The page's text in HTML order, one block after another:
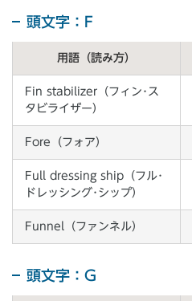
頭文字：F
用語（読み方）
Fin stabilizer（フィン･ス
タビライザー）
Fore（フォア）
Full dressing ship（フル･
ドレッシング･シップ）
Funnel（ファンネル）
頭文字：G